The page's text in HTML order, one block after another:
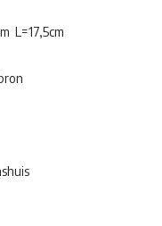
L=17,5cm